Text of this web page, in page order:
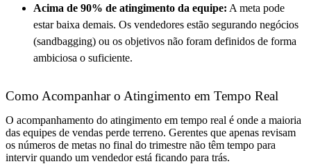
Acima de 90% de atingimento da equipe: A meta pode
estar baixa demais. Os vendedores estão segurando negócios
(sandbagging) ou os objetivos não foram definidos de forma
ambiciosa o suficiente.
Como Acompanhar o Atingimento em Tempo Real
O acompanhamento do atingimento em tempo real é onde a maioria
das equipes de vendas perde terreno. Gerentes que apenas revisam
os números de metas no final do trimestre não têm tempo para
intervir quando um vendedor está ficando para trás.